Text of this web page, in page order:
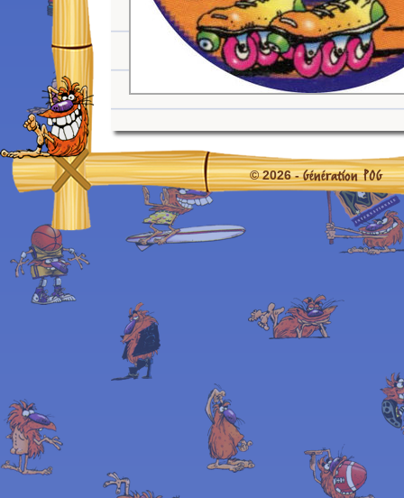
© 2026 -Génération POG